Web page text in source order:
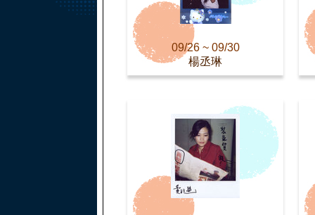
09/26 ~ 09/30
楊丞琳